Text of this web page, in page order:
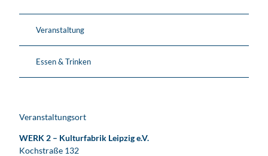
Veranstaltung
Essen & Trinken
Veranstaltungsort
WERK 2 – Kulturfabrik Leipzig e.V.
Kochstraße 132